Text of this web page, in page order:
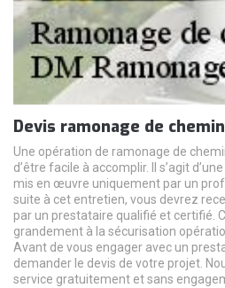
Devis ramonage de
Une opération de ramonage de
d’être facile à accomplir. Il s’agit
mis en œuvre uniquement par un
suite à cet entretien, vous devrez
par un prestataire qualifié et certifié.
grandement à la sécurisation
Avant de vous engager avec un
demander le devis de votre projet.
service gratuitement et sans